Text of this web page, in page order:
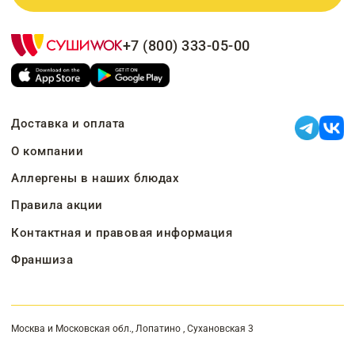
+7 (800) 333-05-00
Доставка и оплата
О компании
Аллергены в наших блюдах
Правила акции
Контактная и правовая информация
Франшиза
Москва и Московская обл., Лопатино , Сухановская 3